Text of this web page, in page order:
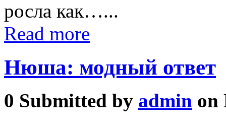
росла как…...
Read more
Нюша: модный ответ
0 Submitted by admin on